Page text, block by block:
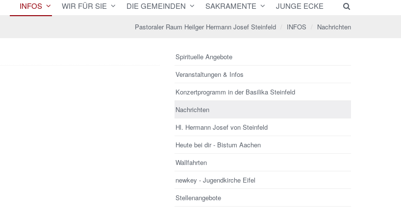
INFOS WIR FÜR SIE DIE GEMEINDEN SAKRAMENTE JUNGE ECKE
Pastoraler Raum Heilger Hermann Josef Steinfeld INFOS Nachrichten
Spirituelle Angebote
Veranstaltungen & Infos
Konzertprogramm in der Basilika Steinfeld
Nachrichten
Hl. Hermann Josef von Steinfeld
Heute bei dir - Bistum Aachen
Wallfahrten
newkey - Jugendkirche Eifel
Stellenangebote